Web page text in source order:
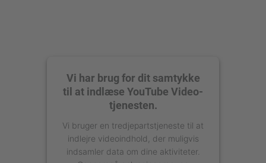
Vi har brug for dit samtykke
til at indlæse YouTube Video-
tjenesten.
Vi bruger en tredjepartstjeneste til at
indlejre videoindhold, der muligvis
indsamler data om dine aktiviteter.